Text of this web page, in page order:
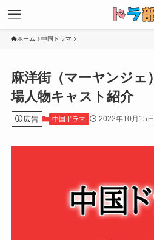
ホーム 中国ドラマ
麻洋街（マーヤンジェ
場人物キャスト紹介
広告 中国ドラマ 2022年10月15日